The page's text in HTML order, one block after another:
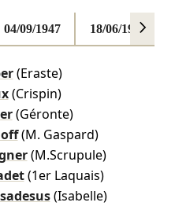
04/09/1947 18/06/1952
(Eraste)
(Crispin)
(Géronte)
(M. Gaspard)
(M.Scrupule)
(1er Laquais)
(Isabelle)